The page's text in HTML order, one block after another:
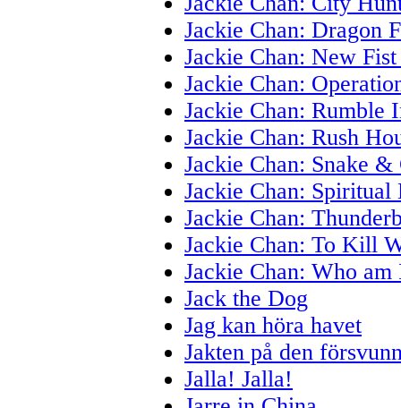
Jackie Chan: Dragon
Jackie Chan: New
Jackie Chan:
Jackie Chan: Rumble
Jackie Chan: Rush
Jackie Chan: Snake
Jackie Chan: Spiritual
Jackie Chan:
Jackie Chan: To Kill
Jackie Chan: Who am
Jack the Dog
Jag kan höra havet
Jakten på den
Jalla! Jalla!